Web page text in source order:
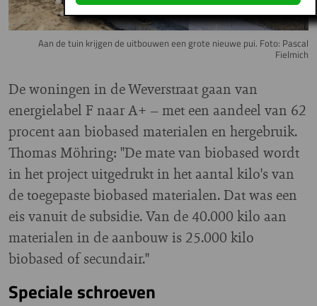
Aan de tuin krijgen de uitbouwen een grote nieuwe pui. Foto: Pascal
Fielmich
De woningen in de Weverstraat gaan van
energielabel F naar A+ – met een aandeel van 62
procent aan biobased materialen en hergebruik.
Thomas Möhring: "De mate van biobased wordt
in het project uitgedrukt in het aantal kilo's van
de toegepaste biobased materialen. Dat was een
eis vanuit de subsidie. Van de 40.000 kilo aan
materialen in de aanbouw is 25.000 kilo
biobased of secundair."
Speciale schroeven